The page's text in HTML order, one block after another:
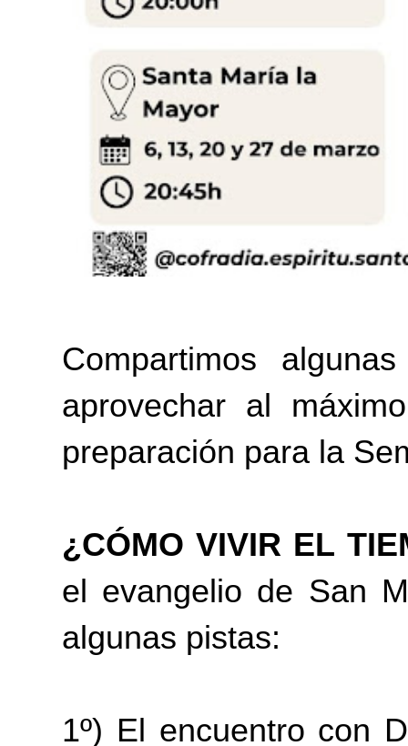
Compartimos
aprovechar al
preparación para la
¿CÓMO VIVIR EL
el evangelio de San
algunas pistas:
1º) El encuentro con